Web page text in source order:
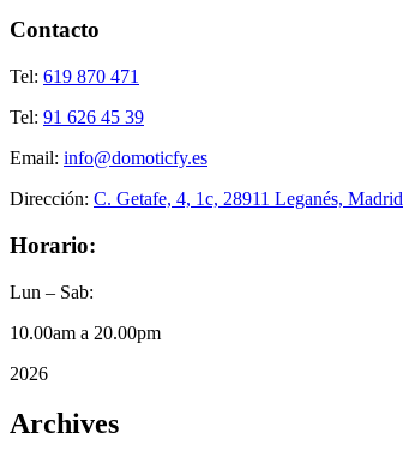
Contacto
Tel: 619 870 471
Tel: 91 626 45 39
Email: info@domoticfy.es
Dirección: C. Getafe, 4, 1c, 28911 Leganés, Madrid
Horario:
Lun – Sab:
10.00am a 20.00pm
2026
Archives